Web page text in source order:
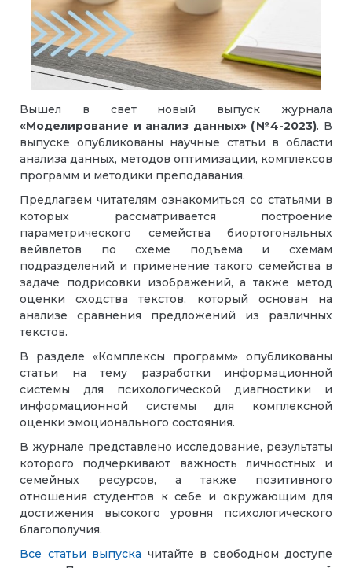
Вышел в свет новый выпуск журнала
«Моделирование и анализ данных» (№4-2023). В
выпуске опубликованы научные статьи в области
анализа данных, методов оптимизации, комплексов
программ и методики преподавания.
Предлагаем читателям ознакомиться со статьями в
которых рассматривается построение
параметрического семейства биортогональных
вейвлетов по схеме подъема и схемам
подразделений и применение такого семейства в
задаче подрисовки изображений, а также метод
оценки сходства текстов, который основан на
анализе сравнения предложений из различных
текстов.
В разделе «Комплексы программ» опубликованы
статьи на тему разработки информационной
системы для психологической диагностики и
информационной системы для комплексной
оценки эмоционального состояния.
В журнале представлено исследование, результаты
которого подчеркивают важность личностных и
семейных ресурсов, а также позитивного
отношения студентов к себе и окружающим для
достижения высокого уровня психологического
благополучия.
Все статьи выпуска читайте в свободном доступе